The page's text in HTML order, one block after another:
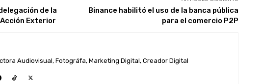
de la
Exterior
Binance habilitó el uso de la banca pública
para el comercio P2P
Audiovisual, Fotográfa, Marketing Digital, Creador Digital